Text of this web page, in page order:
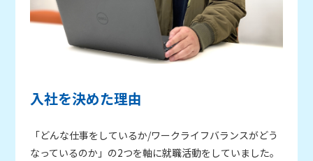
入社を決めた理由
「どんな仕事をしているか/ワークライフバランスがどう
なっているのか」の2つを軸に就職活動をしていました。